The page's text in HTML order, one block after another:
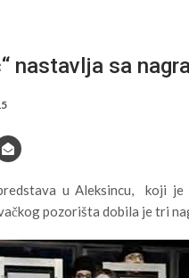
nastavlja sa
u Aleksincu, koji
pozorišta dobila je tri